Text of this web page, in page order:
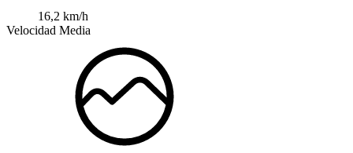
16,2 km/h
Velocidad Media